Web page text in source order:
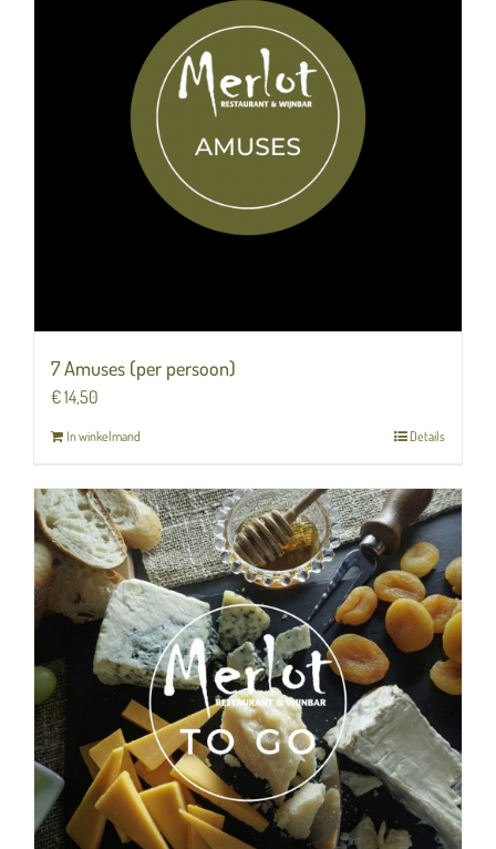
7 Amuses (per persoon)
€14,50
In winkelmand Details